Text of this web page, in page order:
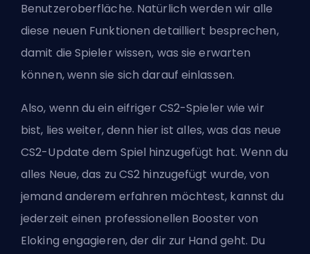
Benutzeroberfläche. Natürlich werden wir alle
diese neuen Funktionen detailliert besprechen,
damit die Spieler wissen, was sie erwarten
können, wenn sie sich darauf einlassen.
Also, wenn du ein eifriger CS2-Spieler wie wir
bist, lies weiter, denn hier ist alles, was das neue
CS2-Update dem Spiel hinzugefügt hat. Wenn du
alles Neue, das zu CS2 hinzugefügt wurde, von
jemand anderem erfahren möchtest, kannst du
jederzeit einen professionellen Booster von
Eloking engagieren, der dir zur Hand geht. Du